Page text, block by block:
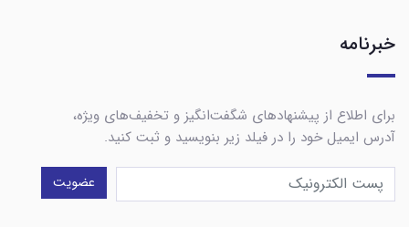
خبرنامه
برای اطلاع از پیشنهادهای شگفت‌انگیز و تخفیف‌های ویژه،
آدرس ایمیل خود را در فیلد زیر بنویسید و ثبت کنید.
عضویت